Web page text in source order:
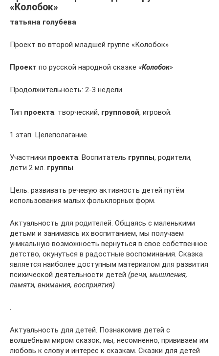
«Колобок»
татьяна голубева
Проект во второй младшей группе «Колобок»
Проект по русской народной сказке «Колобок»
Продолжительность: 2-3 недели.
Тип проекта: творческий, групповой, игровой.
1 этап. Целеполагание.
Участники проекта: Воспитатель группы, родители,
дети 2 мл. группы.
Цель: развивать речевую активность детей путём
использования малых фольклорных форм.
Актуальность для родителей. Общаясь с маленькими
детьми и занимаясь их воспитанием, мы получаем
уникальную возможность вернуться в свое собственное
детство, окунуться в радостные воспоминания. Сказка
является наиболее доступным материалом для развития
психической деятельности детей (речи, мышления,
памяти, внимания, восприятия)
.
Актуальность для детей. Познакомив детей с
волшебным миром сказок, мы, несомненно, прививаем им
любовь к слову и интерес к сказкам. Сказки для детей